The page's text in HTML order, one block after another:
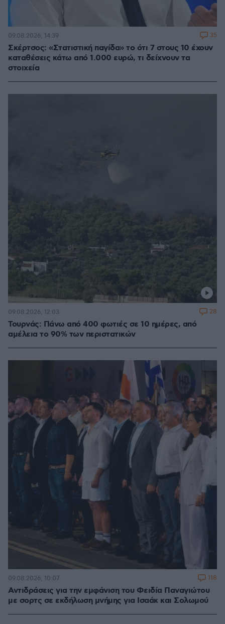
Σκέρτσος: «Στατιστική παγίδα» το ότι 7 στους 10 έχουν
καταθέσεις κάτω από 1.000 ευρώ, τι δείχνουν τα
στοιχεία
09.08.2026, 14:39 35
Τουρνάς: Πάνω από 400 φωτιές σε 10 ημέρες, από
αμέλεια το 90% των περιστατικών
09.08.2026, 12:03 28
Αντιδράσεις για την εμφάνιση του Φειδία Παναγιώτου
με σορτς σε εκδήλωση μνήμης για Ισαάκ και Σολωμού
09.08.2026, 10:07 118